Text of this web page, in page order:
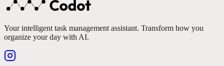
Your intelligent task management assistant. Transform how you
organize your day with AI.